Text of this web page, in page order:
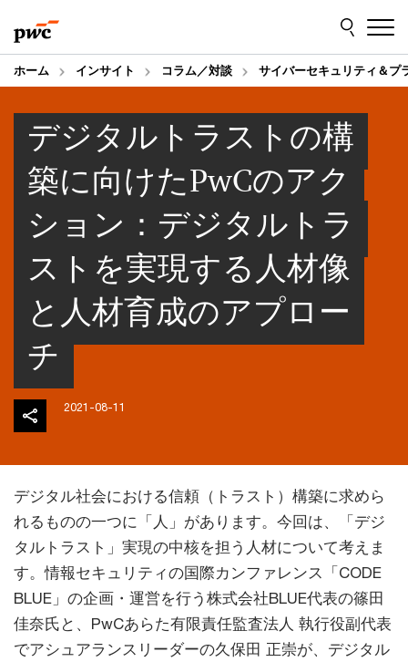
to
content
to
footer
ホーム インサイト コラム／対談 サイバーセキュリティ＆プ
デジタルトラストの構
築に向けたPwCのアク
ション：デジタルトラ
ストを実現する人材像
と人材育成のアプロー
チ
2021-08-11
デジタル社会における信頼（トラスト）構築に求めら
れるものの一つに「人」があります。今回は、「デジ
タルトラスト」実現の中核を担う人材について考えま
す。情報セキュリティの国際カンファレンス「CODE
BLUE」の企画・運営を行う株式会社BLUE代表の篠田
佳奈氏と、PwCあらた有限責任監査法人 執行役副代表
でアシュアランスリーダーの久保田 正崇が、デジタル